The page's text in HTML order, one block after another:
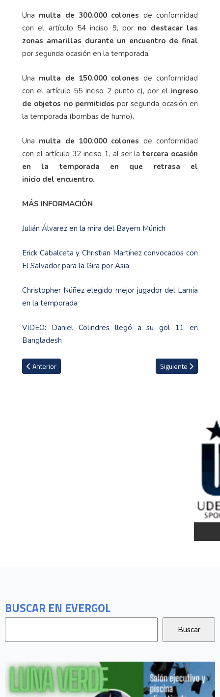
BUSCAR EN EVERGOL
Una multa de 300.000 colones de conformidad
con el artículo 54 inciso 9, por no destacar las
zonas amarillas durante un encuentro de final
por segunda ocasión en la temporada.
Una multa de 150.000 colones de conformidad
con el artículo 55 inciso 2 punto c), por el ingreso
de objetos no permitidos por segunda ocasión en
la temporada (bombas de humo).
Una multa de 100.000 colones de conformidad
con el artículo 32 inciso 1, al ser la tercera ocasión
en la temporada en que retrasa el
inicio del encuentro.
MÁS INFORMACIÓN
Julián Álvarez en la mira del Bayern Múnich
Erick Cabalceta y Christian Martínez convocados con
El Salvador para la Gira por Asia
Christopher Núñez elegido mejor jugador del Lamia
en la temporada
VIDEO: Daniel Colindres llegó a su gol 11 en
Bangladesh
Artículo anterior: Ex jugador mexicano del Herediano y un ex
Anterior Artículo siguiente:
Siguiente